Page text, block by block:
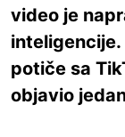
video je
inteligencije.
potiče sa
objavio